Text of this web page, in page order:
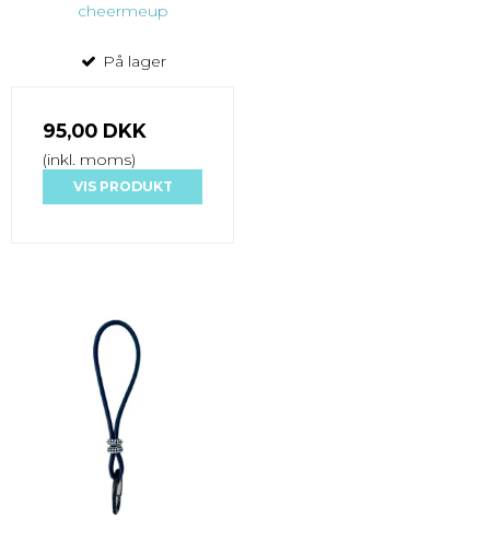
cheermeup
På lager
95,00 DKK
(inkl. moms)
VIS PRODUKT